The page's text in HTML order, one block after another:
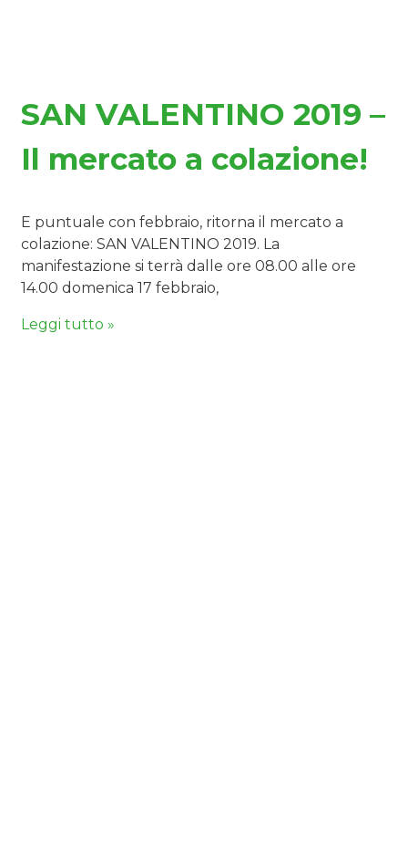
SAN VALENTINO 2019 –
Il mercato a colazione!
E puntuale con febbraio, ritorna il mercato a
colazione: SAN VALENTINO 2019. La
manifestazione si terrà dalle ore 08.00 alle ore
14.00 domenica 17 febbraio,
Leggi tutto »